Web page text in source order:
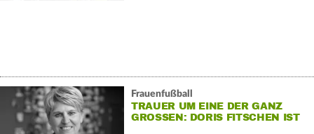
Frauenfußball
TRAUER UM EINE DER GANZ
GROSSEN: DORIS FITSCHEN IST G